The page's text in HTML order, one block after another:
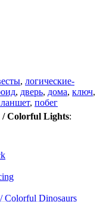
, логические-
, дверь, дома, ключ,
, побег
Colorful Lights: